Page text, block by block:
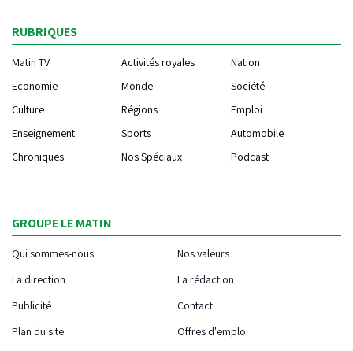
RUBRIQUES
Matin TV Activités royales
Nation
Economie
Monde
Société
Culture
Régions
Emploi
Enseignement
Sports
Automobile
Chroniques
Nos Spéciaux Podcast
GROUPE LE MATIN
Qui sommes-nous
Nos valeurs
La direction
La rédaction
Publicité
Contact
Plan du site
Offres d'emploi